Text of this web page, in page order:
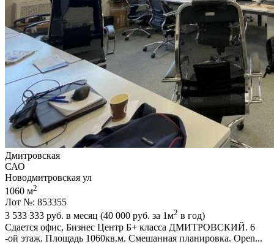
Дмитровская
САО
Новодмитровская ул
1060 м2
Лот №: 853355
3 533 333 руб. в месяц (40 000 руб. за 1м2 в год)
Сдается офис,­ Бизнес Центр Б+ класса ДМИТРОВСКИЙ. 6
-ой этаж. Площадь 1060кв.м. Смешанная планировка. Open...